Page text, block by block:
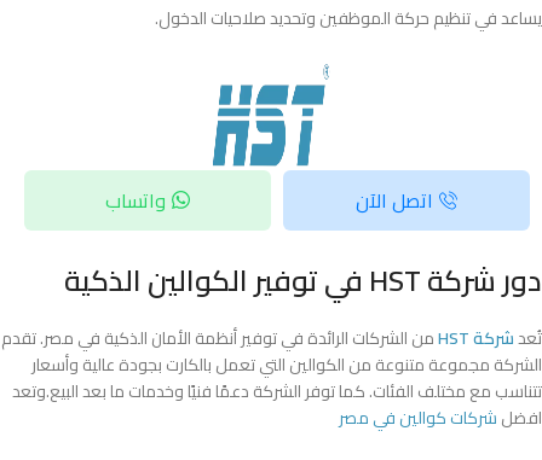
يساعد في تنظيم حركة الموظفين وتحديد صلاحيات الدخول.
اتصل الآن واتساب
دور شركة HST في توفير الكوالين الذكية
تُعدشركة HST
من الشركات الرائدة في توفير أنظمة الأمان الذكية في مصر. تقدم
الشركة مجموعة متنوعة من الكوالين التي تعمل بالكارت بجودة عالية وأسعار
تتناسب مع مختلف الفئات. كما توفر الشركة دعمًا فنيًا وخدمات ما بعد البيع.وتعد
افضلشركات كوالين في مصر